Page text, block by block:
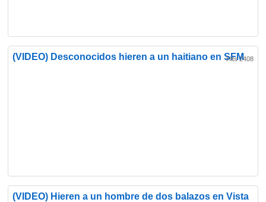
(VIDEO) Desconocidos hieren a un haitiano en SFM
Hits 2408
(VIDEO) Hieren a un hombre de dos balazos en Vista